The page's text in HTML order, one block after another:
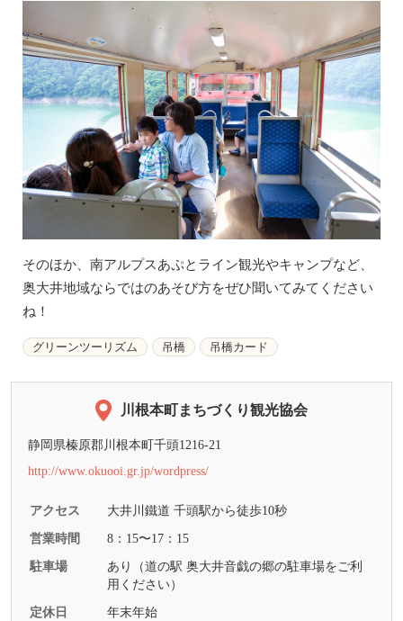
そのほか、南アルプスあぷとライン観光やキャンプなど、
奥大井地域ならではのあそび方をぜひ聞いてみてください
ね！
グリーンツーリズム 吊橋 吊橋カード
川根本町まちづくり観光協会
静岡県榛原郡川根本町千頭1216-21
http://www.okuooi.gr.jp/wordpress/
アクセス 大井川鐵道 千頭駅から徒歩10秒
営業時間 8：15〜17：15
駐車場
あり（道の駅 奥大井音戯の郷の駐車場をご利
用ください）
定休日 年末年始